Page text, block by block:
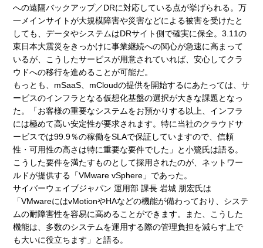
への遠隔バックアップ／DRに対応している点が挙げられる。万
一メインサイトが大規模障害や災害などによる被害を受けたと
しても、データやシステムはDRサイト側で確実に保全。3.11の
東日本大震災をきっかけに事業継続への関心が急速に高まって
いるが、こうしたサービスが用意されていれば、安心してクラ
ウドへの移行を進めることが可能だ。
もっとも、mSaaS、mCloudの提供を開始するにあたっては、サ
ービスのインフラとなる仮想化基盤の選択が大きな課題となっ
た。「お客様の重要なシステムをお預かりする以上、インフラ
には極めて高い安定性が要求されます。特に当社のクラウドサ
ービスでは99.9％の稼働をSLAで保証していますので、信頼
性・可用性の高さは特に重要な要件でした」と小鷺氏は語る。
こうした要件を満たすものとして採用されたのが、ネットワー
ルドが提供する「VMware vSphere」であった。
サイバーウェイブジャパン 運用部 課長 岩城 朋宏氏は
「VMwareにはvMotionやHAなどの機能が備わっており、システ
ムの耐障害性を容易に高めることができます。また、こうした
機能は、多数のシステムを運用する際の管理負担を減らす上で
も大いに役立ちます」と語る。